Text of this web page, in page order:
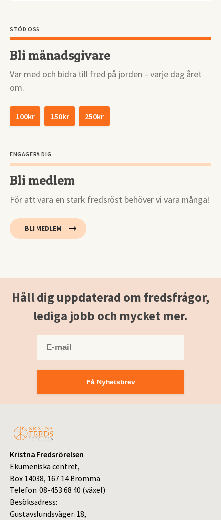
STÖD OSS
Bli månadsgivare
Var med och bidra till fred på jorden – varje dag året
om.
100kr 150kr 250kr
ENGAGERA DIG
Bli medlem
För att vara en stark fredsröst behöver vi vara många!
BLI MEDLEM
Håll dig uppdaterad om fredsfrågor,
lediga jobb och mycket mer.
Få Nyhetsbrev
Kristna Fredsrörelsen
Ekumeniska centret,
Box 14038, 167 14 Bromma
Telefon: 08-453 68 40 (växel)
Besöksadress:
Gustavslundsvägen 18,